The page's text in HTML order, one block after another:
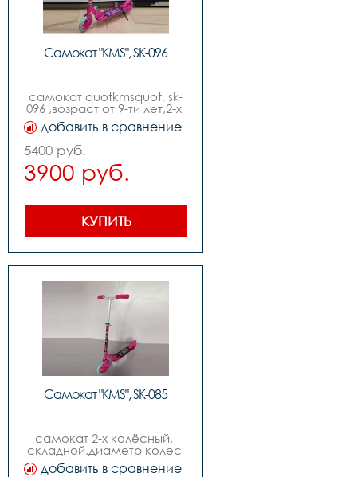
Самокат "KMS", SK-096
самокат quotkmsquot, sk-
096 ,возраст от 9-ти лет,2-х
колесный,диаметр колес
170мм ,руль с
регулировкой, изогнутый
quotbird typequot,без
индивидуальной
упаковки,складной
добавить в сравнение
5400 руб.
3900 руб.
КУПИТЬ
Самокат "KMS", SK-085
самокат 2-х колёсный,
складной,диаметр колес
210мм ,возраст от 9-ти лет
добавить в сравнение